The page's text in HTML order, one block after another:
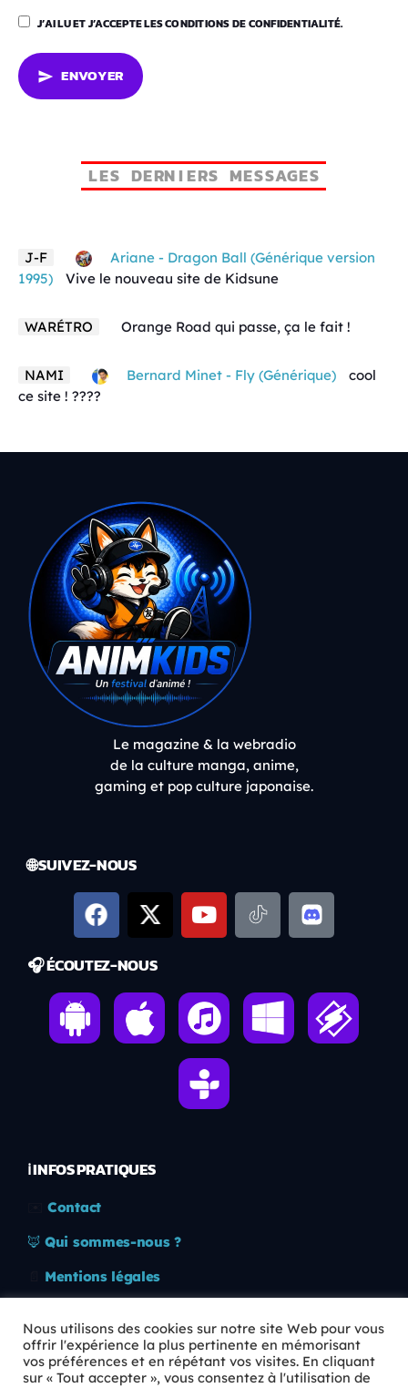
J’AI LU ET J’ACCEPTE LES CONDITIONS DE CONFIDENTIALITÉ.
send ENVOYER
LES DERNI ERS MESSAGES
J-F
Ariane - Dragon Ball (Générique version
1995)
Vive le nouveau site de Kidsune
WARÉTRO Orange Road qui passe, ça le fait !
NAMI Bernard Minet - Fly (Générique)
cool
ce site ! ????
Le magazine & la webradio
de la culture manga, anime,
gaming et pop culture japonaise.
🌐 SUIVEZ-NOUS
🎧 ÉCOUTEZ-NOUS
ℹ️ INFOS PRATIQUES
Contact
🦊 Qui sommes-nous ?
Mentions légales
🛡️ RGPD
Nous utilisons des cookies sur notre site Web pour vous
offrir l'expérience la plus pertinente en mémorisant
vos préférences et en répétant vos visites. En cliquant
sur « Tout accepter », vous consentez à l'utilisation de